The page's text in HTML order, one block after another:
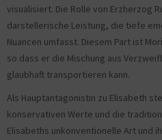
visualisiert. Die Rolle von Erzherzog
darstellerische Leistung, die tiefe
Nuancen umfasst. Diesem Part ist
so dass er die Mischung aus
glaubhaft transportieren kann.
Als Hauptantagonistin zu Elisabeth
konservativen Werte und die
Elisabeths unkonventionelle Art und